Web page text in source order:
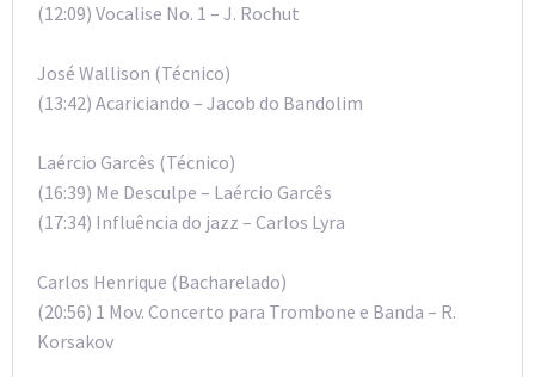
(12:09) Vocalise No. 1 – J. Rochut
José Wallison (Técnico)
(13:42) Acariciando – Jacob do Bandolim
Laércio Garcês (Técnico)
(16:39) Me Desculpe – Laércio Garcês
(17:34) Influência do jazz – Carlos Lyra
Carlos Henrique (Bacharelado)
(20:56) 1 Mov. Concerto para Trombone e Banda – R.
Korsakov